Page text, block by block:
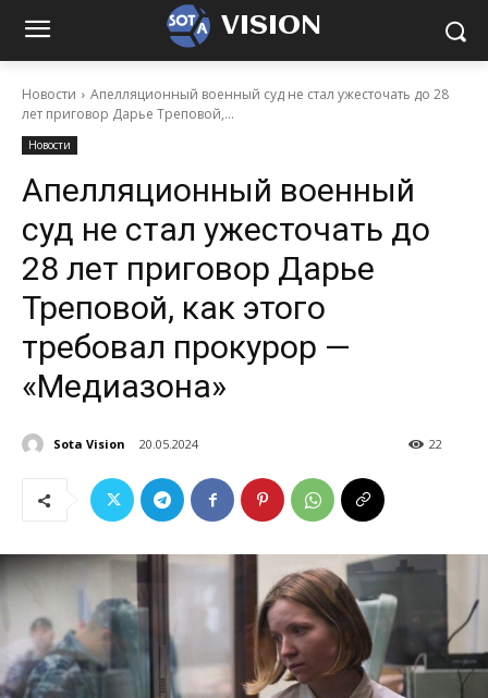
VISION
Новости
Апелляционный военный суд не стал ужесточать до 28
лет приговор Дарье Треповой,...
Новости
Апелляционный военный
суд не стал ужесточать до
28 лет приговор Дарье
Треповой, как этого
требовал прокурор —
«Медиазона»
Sota Vision 20.05.2024 22